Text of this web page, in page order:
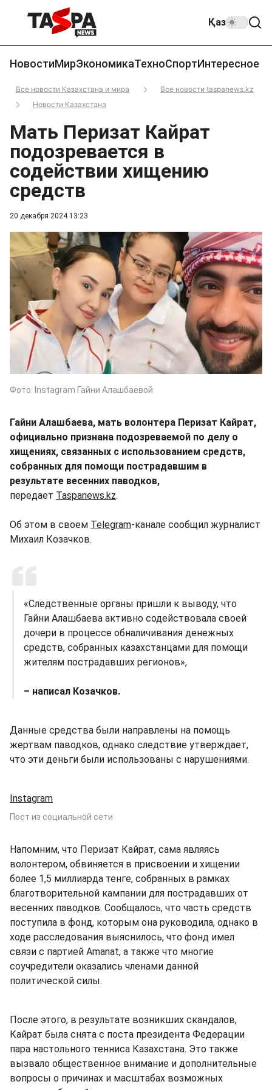
Қаз
НовостиМирЭкономикаТехноСпортИнтересное
Все новости Казахстана и мира
Все новости taspanews.kz
Новости Казахстана
20 декабря 2024 13:23
Мать Перизат Кайрат
подозревается в
содействии хищению
средств
Фото: Instagram Гайни Алашбаевой
Гайни Алашбаева, мать волонтера Перизат Кайрат,
официально признана подозреваемой по делу о
хищениях, связанных с использованием средств,
собранных для помощи пострадавшим в
результате весенних паводков,
передает Taspanews.kz.
Об этом в своем Telegram-канале сообщил журналист
Михаил Козачков.
«Следственные органы пришли к выводу, что
Гайни Алашбаева активно содействовала своей
дочери в процессе обналичивания денежных
средств, собранных казахстанцами для помощи
жителям пострадавших регионов»,
– написал Козачков.
Данные средства были направлены на помощь
жертвам паводков, однако следствие утверждает,
что эти деньги были использованы с нарушениями.
Instagram
Пост из социальной сети
Напомним, что Перизат Кайрат, сама являясь
волонтером, обвиняется в присвоении и хищении
более 1,5 миллиарда тенге, собранных в рамках
благотворительной кампании для пострадавших от
весенних паводков. Сообщалось, что часть средств
поступила в фонд, которым она руководила, однако в
ходе расследования выяснилось, что фонд имел
связи с партией Amanat, а также что многие
соучредители оказались членами данной
политической силы.
После этого, в результате возникших скандалов,
Кайрат была снята с поста президента Федерации
пара настольного тенниса Казахстана. Это также
вызвало общественное внимание и дополнительные
вопросы о причинах и масштабах возможных